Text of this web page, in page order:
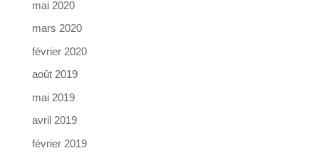
mai 2020
mars 2020
février 2020
août 2019
mai 2019
avril 2019
février 2019